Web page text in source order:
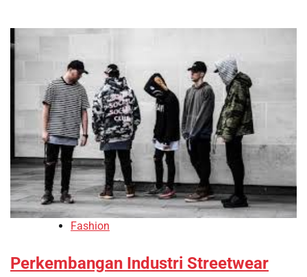
Fashion
Perkembangan Industri Streetwear